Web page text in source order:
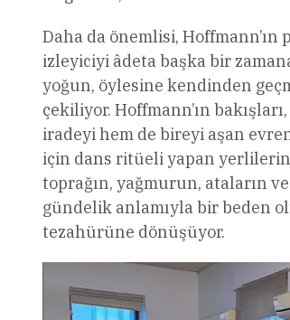
Daha da önemlisi,
izleyiciyi âdeta başka bir
yoğun, öylesine kendinden
çekiliyor. Hoffmann’ın
iradeyi hem de bireyi aşan
için dans ritüeli yapan
toprağın, yağmurun, ataların
gündelik anlamıyla bir beden
tezahürüne dönüşüyor.